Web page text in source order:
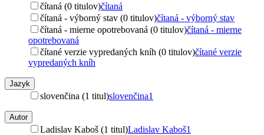
čítaná (0 titulov)čítaná
čítaná - výborný stav (0 titulov)čítaná - výborný stav
čítaná - mierne opotrebovaná (0 titulov)čítaná - mierne
opotrebovaná
čítané verzie vypredaných kníh (0 titulov)čítané verzie
vypredaných kníh
Jazyk
slovenčina (1 titul)slovenčina1
Autor
Ladislav Kaboš (1 titul)Ladislav Kaboš1